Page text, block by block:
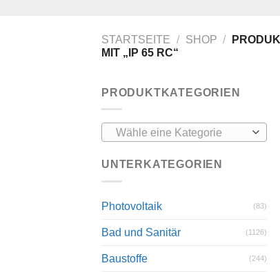
STARTSEITE / SHOP /
MIT „IP 65 RC“
PRODUKTKATEGORIEN
Wähle eine Kategorie
UNTERKATEGORIEN
Photovoltaik (83)
Bad und Sanitär (1126)
Baustoffe (244)